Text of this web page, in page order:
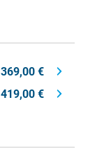
369,00 €
419,00 €